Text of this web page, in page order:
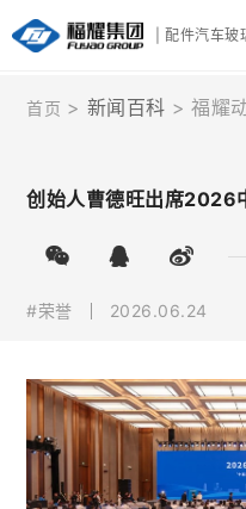
| 配件汽车玻
首页 新闻百科 福耀
创始人曹德旺出席2026
#荣誉 2026.06.24